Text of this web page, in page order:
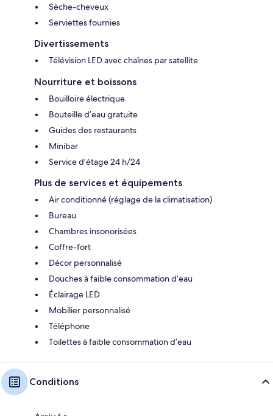
Sèche-cheveux
Serviettes fournies
Divertissements
Télévision LED avec chaînes par satellite
Nourriture et boissons
Bouilloire électrique
Bouteille d’eau gratuite
Guides des restaurants
Minibar
Service d’étage 24 h/24
Plus de services et équipements
Air conditionné (réglage de la climatisation)
Bureau
Chambres insonorisées
Coffre-fort
Décor personnalisé
Douches à faible consommation d’eau
Éclairage LED
Mobilier personnalisé
Téléphone
Toilettes à faible consommation d’eau
Conditions